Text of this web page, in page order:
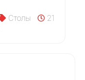
Столы
21